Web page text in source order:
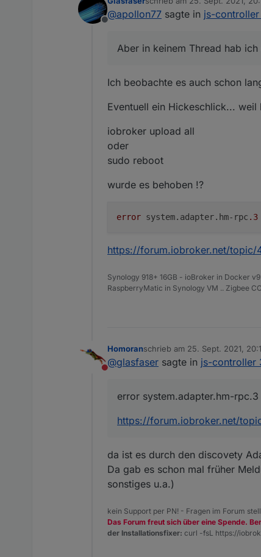
Offline
zuletzt editiert von Glasfaser
@apollon77 sagte in js-controller
Aber in keinem Thread hab
Ich beobachte es auch schon
Eventuell ein Hickeschlick...
iobroker upload all
oder
sudo reboot
wurde es behoben !?
error system.adapter.hm-rpc .3
https://forum.iobroker.net/topic/
Synology 918+ 16GB - ioBroker in Docker
RaspberryMatic in Synology VM .. Zigbee
Nicht stören
Homoranschrieb am 25. Sept. 2021,
zuletzt editiert von
@glasfaser sagte in js-controller
error system.adapter.hm-
https://forum.iobroker.net/
da ist es durch den discovety
Da gab es schon mal früher
sonstiges u.a.)
kein Support per PN! - Fragen im Forum
Das Forum freut sich über eine Spende.
der Installationsfixer: curl -fsL https://